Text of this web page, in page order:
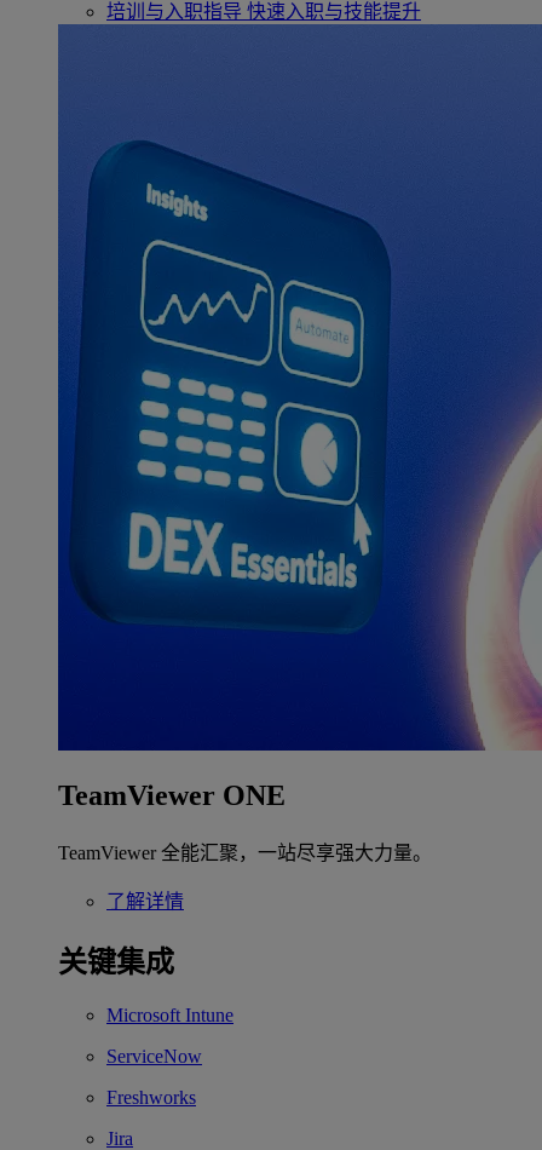
培训与入职指导 快速入职与技能提升
TeamViewer ONE
TeamViewer 全能汇聚，一站尽享强大力量。
了解详情
关键集成
Microsoft Intune
ServiceNow
Freshworks
Jira